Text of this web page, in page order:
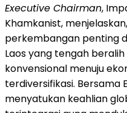
Executive Chairman,
Khamkanist,
perkembangan penting
Laos yang tengah
konvensional menuju
terdiversifikasi. Bersama
menyatukan keahlian